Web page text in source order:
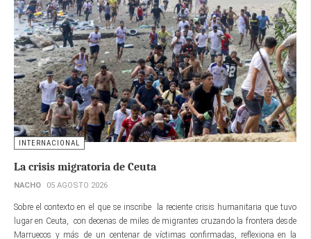
INTERNACIONAL
La crisis migratoria de Ceuta
NACHO 05 AGOSTO 2026
Sobre el contexto en el que se inscribe la reciente crisis humanitaria que tuvo
lugar en Ceuta, con decenas de miles de migrantes cruzando la frontera desde
Marruecos y más de un centenar de víctimas confirmadas, reflexiona en la